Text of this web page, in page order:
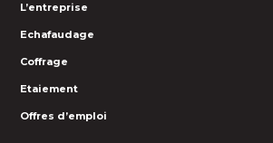
L’entreprise
Echafaudage
Coffrage
Etaiement
Offres d’emploi